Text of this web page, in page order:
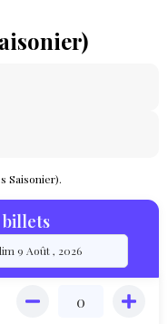
Saisonier).
billets